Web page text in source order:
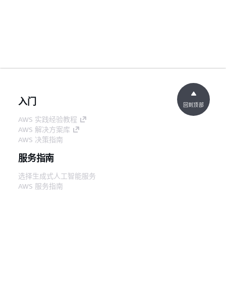
入门
AWS 实践经验教程
AWS 解决方案库
AWS 决策指南
服务指南
选择生成式人工智能服务
AWS 服务指南
回到顶部